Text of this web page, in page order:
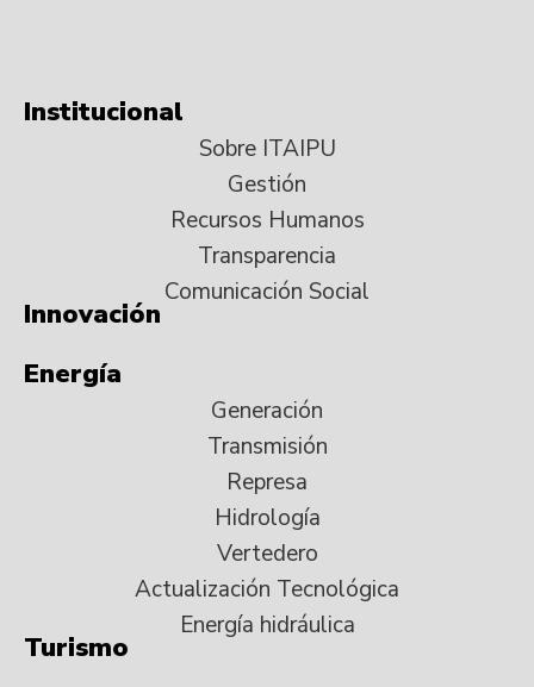
Institucional
Sobre ITAIPU
Gestión
Recursos Humanos
Transparencia
Comunicación Social
Innovación
Energía
Generación
Transmisión
Represa
Hidrología
Vertedero
Actualización Tecnológica
Energía hidráulica
Turismo